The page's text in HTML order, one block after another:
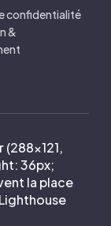
confidentialité
&
36px;
la place